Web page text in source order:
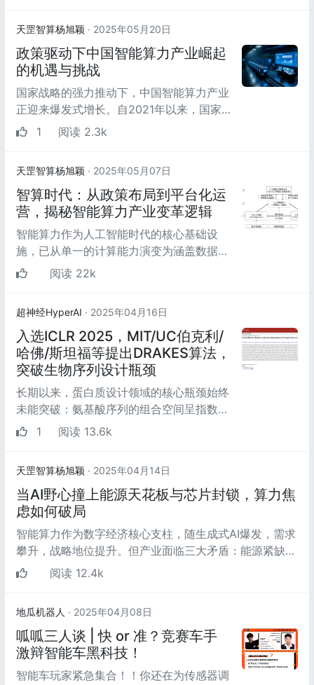
天罡智算杨旭颖 · 2025年05月20日
政策驱动下中国智能算力产业崛起
的机遇与挑战
国家战略的强力推动下，中国智能算力产业
正迎来爆发式增长。自2021年以来，国家
发改委、工信部等部委密集发布《算力基础
1 阅读 2.3k
天罡智算杨旭颖 · 2025年05月07日
智算时代：从政策布局到平台化运
营，揭秘智能算力产业变革逻辑
智能算力作为人工智能时代的核心基础设
施，已从单一的计算能力演变为涵盖数据、
存储、网络和算法的综合能力体系。本文以
阅读 22k
超神经HyperAI · 2025年04月16日
入选ICLR 2025，MIT/UC伯克利/
哈佛/斯坦福等提出DRAKES算法，
突破生物序列设计瓶颈
长期以来，蛋白质设计领域的核心瓶颈始终
未能突破：氨基酸序列的组合空间呈指数级
增长，而传统计算方法在优化序列自然性与
1 阅读 13.6k
天罡智算杨旭颖 · 2025年04月14日
当AI野心撞上能源天花板与芯片封锁，算力焦
虑如何破局
智能算力作为数字经济核心支柱，随生成式AI爆发，需求
攀升，战略地位提升。但产业面临三大矛盾：能源紧缺与
算力指数级需求冲突，全球能...
阅读 12.4k
地瓜机器人 · 2025年04月08日
呱呱三人谈 | 快 or 准？竞赛车手
激辩智能车黑科技！
智能车玩家紧急集合！！你还在为传感器调